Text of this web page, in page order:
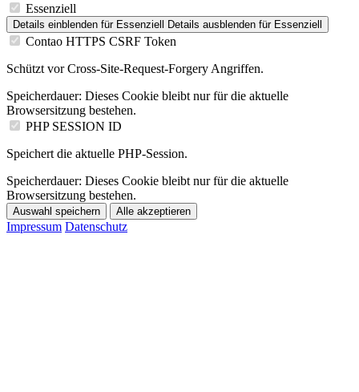
Essenziell
Details einblenden für Essenziell Details ausblenden für Essenziell
Contao HTTPS CSRF Token
Schützt vor Cross-Site-Request-Forgery Angriffen.
Speicherdauer: Dieses Cookie bleibt nur für die aktuelle
Browsersitzung bestehen.
PHP SESSION ID
Speichert die aktuelle PHP-Session.
Speicherdauer: Dieses Cookie bleibt nur für die aktuelle
Browsersitzung bestehen.
Auswahl speichern Alle akzeptieren
Impressum Datenschutz